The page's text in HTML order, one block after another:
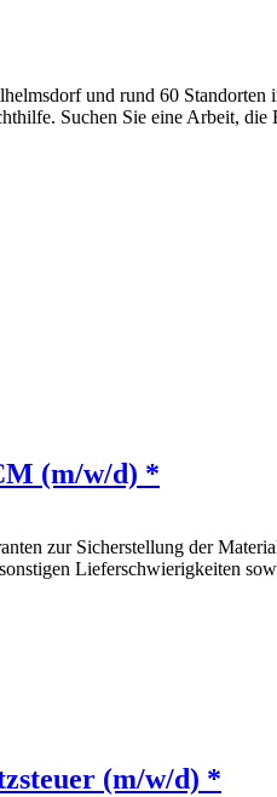
und rund 60
Suchen Sie eine Arbeit,
(m/w/d) *
zur Sicherstellung der
Lieferschwierigkeiten
(m/w/d) *